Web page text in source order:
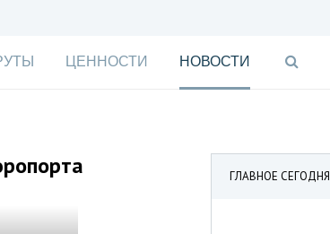
ЦЕННОСТИ НОВОСТИ
ГЛАВНОЕ СЕГОДНЯ